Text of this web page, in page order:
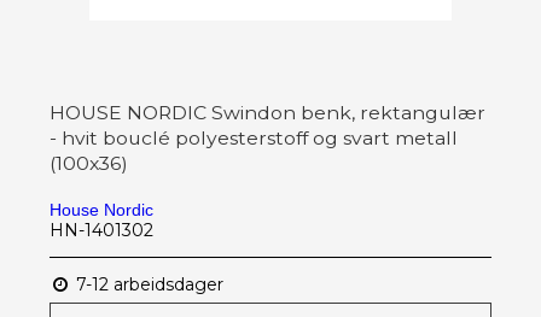
HOUSE NORDIC Swindon benk, rektangulær
- hvit bouclé polyesterstoff og svart metall
(100x36)
House Nordic
HN-1401302
7-12 arbeidsdager